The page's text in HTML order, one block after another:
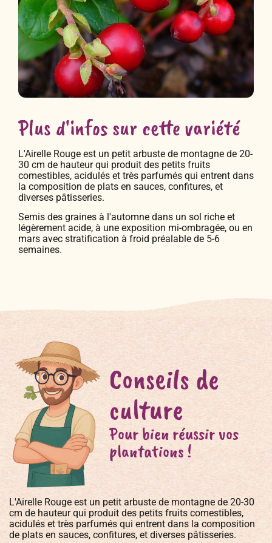
Plus d'infos sur cette variété
L'Airelle Rouge est un petit arbuste de montagne de 20-
30 cm de hauteur qui produit des petits fruits
comestibles, acidulés et très parfumés qui entrent dans
la composition de plats en sauces, confitures, et
diverses pâtisseries.
Semis des graines à l'automne dans un sol riche et
légèrement acide, à une exposition mi-ombragée, ou en
mars avec stratification à froid préalable de 5-6
semaines.
Conseils de
culture
Pour bien réussir vos
plantations !
L'Airelle Rouge est un petit arbuste de montagne de 20-30
cm de hauteur qui produit des petits fruits comestibles,
acidulés et très parfumés qui entrent dans la composition
de plats en sauces, confitures, et diverses pâtisseries.